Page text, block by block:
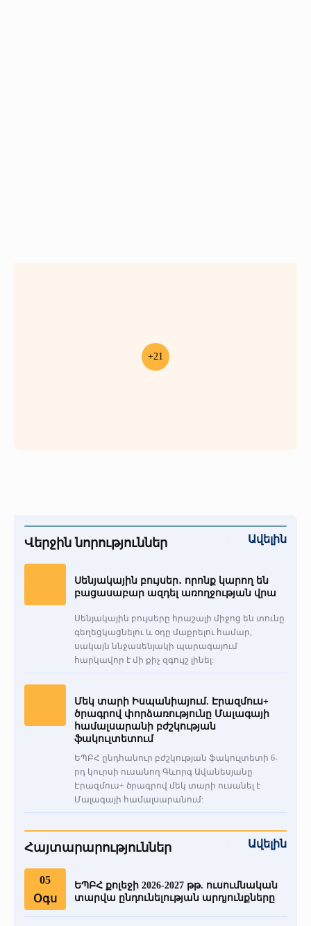
Վերջին նորություններ Ավելին
Սենյակային բույսեր․ որոնք կարող են
բացասաբար ազդել առողջության վրա
Սենյակային բույսերը հրաշալի միջոց են տունը
գեղեցկացնելու և օդը մաքրելու համար,
սակայն ննջասենյակի պարագայում
հարկավոր է մի քիչ զգույշ լինել:
Մեկ տարի Իսպանիայում. Էրազմուս+
ծրագրով փորձառությունը Մալագայի
համալսարանի բժշկության
ֆակուլտետում
ԵՊԲՀ ընդհանուր բժշկության ֆակուլտետի 6-
րդ կուրսի ուսանող Գևորգ Ավանեսյանը
Էրազմուս+ ծրագրով մեկ տարի ուսանել է
Մալագայի համալսարանում:
Հայտարարություններ Ավելին
05
Օգս
ԵՊԲՀ քոլեջի 2026-2027 թթ. ուսումնական
տարվա ընդունելության արդյունքները
+21